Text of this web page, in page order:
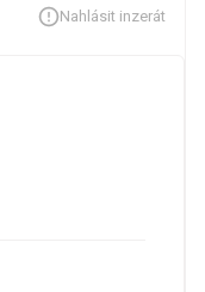
Nahlásit inzerát